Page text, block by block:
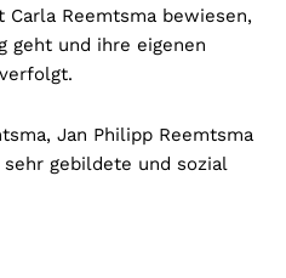
Reemtsma bewiesen,
geht und ihre eigenen
Jan Philipp Reemtsma
gebildete und sozial